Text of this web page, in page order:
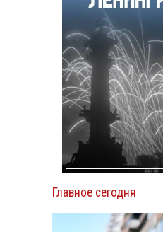
Главное сегодня